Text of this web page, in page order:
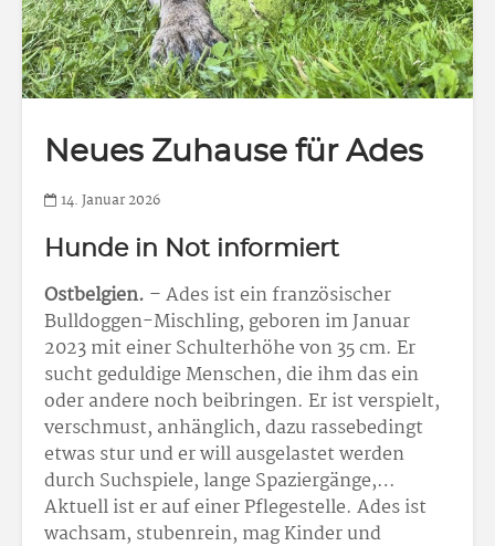
Neues Zuhause für Ades
14. Januar 2026
Hunde in Not informiert
Ostbelgien. – Ades ist ein französischer
Bulldoggen-Mischling, geboren im Januar
2023 mit einer Schulterhöhe von 35 cm. Er
sucht geduldige Menschen, die ihm das ein
oder andere noch beibringen. Er ist verspielt,
verschmust, anhänglich, dazu rassebedingt
etwas stur und er will ausgelastet werden
durch Suchspiele, lange Spaziergänge,…
Aktuell ist er auf einer Pflegestelle. Ades ist
wachsam, stubenrein, mag Kinder und